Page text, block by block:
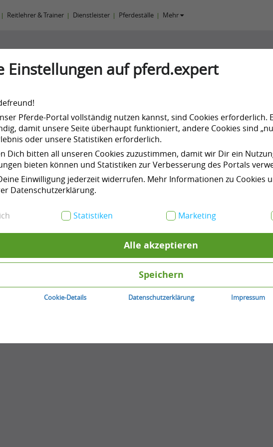
Einstellungen auf pferd.expert
Pferde-Portal vollständig nutzen kannst, sind Cookies erforderlich.
damit unsere Seite überhaupt funktioniert, andere Cookies sind
oder unsere Statistiken erforderlich.
Dich bitten all unseren Cookies zuzustimmen, damit wir Dir ein
bieten können und Statistiken zur Verbesserung des Portals
Einwilligung jederzeit widerrufen. Mehr Informationen zu Cookies
Datenschutzerklärung.
Statistiken Marketing
Alle akzeptieren
Speichern
Cookie-Details Datenschutzerklärung Impressum
Reitlehrer & Trainer Dienstleister Pferdeställe Mehr
Kurse & Events Meine Products